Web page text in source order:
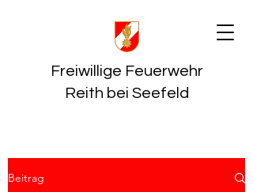
Freiwillige Feuerwehr
Reith bei Seefeld
Beitrag